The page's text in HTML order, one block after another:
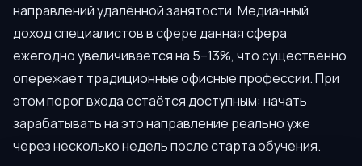
направлений удалённой занятости. Медианный
доход специалистов в сфере данная сфера
ежегодно увеличивается на 5–13%, что существенно
опережает традиционные офисные профессии. При
этом порог входа остаётся доступным: начать
зарабатывать на это направление реально уже
через несколько недель после старта обучения.